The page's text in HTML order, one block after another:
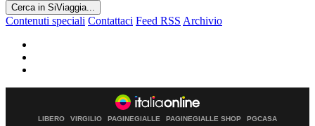
Cerca in SiViaggia...
Contenuti speciali Contattaci Feed RSS Archivio
LIBERO VIRGILIO PAGINEGIALLE PAGINEGIALLE SHOP
PGCASA